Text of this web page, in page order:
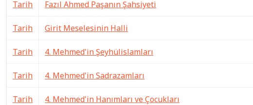
Tarih Fazıl Ahmed Paşanın Şahsiyeti
Tarih Girit Meselesinin Halli
Tarih 4. Mehmed'in Şeyhülislamları
Tarih 4. Mehmed'in Sadrazamları
Tarih 4. Mehmed'in Hanımları ve Çocukları